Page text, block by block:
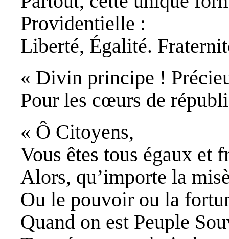
Providentielle :
Liberté, Égalité.
« Divin principe !
Pour les cœurs de
« Ô Citoyens,
Vous êtes tous égaux et
Alors, qu’importe la
Ou le pouvoir ou la
Quand on est Peuple